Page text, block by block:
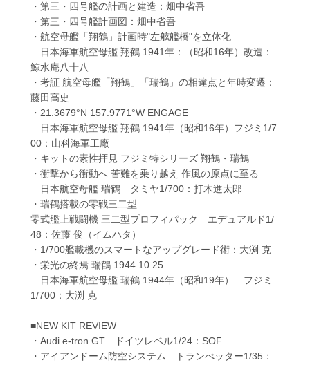
・第三・四号艦の計画と建造：畑中省吾
・第三・四号艦計画図：畑中省吾
・航空母艦「翔鶴」計画時"左舷艦橋"を立体化
日本海軍航空母艦 翔鶴 1941年：（昭和16年）改造：
鯨水庵八十八
・考証 航空母艦「翔鶴」「瑞鶴」の相違点と年時変遷：
藤田高史
・21.3679°N 157.9771°W ENGAGE
日本海軍航空母艦 翔鶴 1941年（昭和16年）フジミ1/7
00：山科海軍工廠
・キットの素性拝見 フジミ特シリーズ 翔鶴・瑞鶴
・衝撃から衝動へ 苦難を乗り越え 作風の原点に至る
日本航空母艦 瑞鶴 タミヤ1/700：打木進太郎
・瑞鶴搭載の零戦三二型
零式艦上戦闘機 三二型プロフィパック エデュアルド1/
48：佐藤 俊（イムハタ）
・1/700艦載機のスマートなアップグレード術：大渕 克
・栄光の終焉 瑞鶴 1944.10.25
日本海軍航空母艦 瑞鶴 1944年（昭和19年） フジミ
1/700：大渕 克
■NEW KIT REVIEW
・Audi e-tron GT ドイツレベル1/24：SOF
・アイアンドーム防空システム トランぺッター1/35：